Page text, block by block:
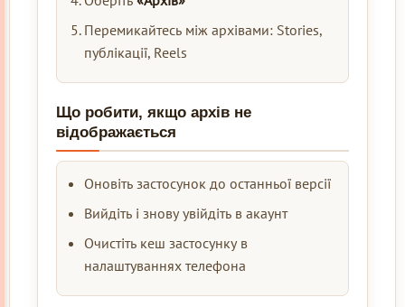
Перемикайтесь між архівами: Stories,
публікації, Reels
Що робити, якщо архів не
відображається
Оновіть застосунок до останньої версії
Вийдіть і знову увійдіть в акаунт
Очистіть кеш застосунку в
налаштуваннях телефона